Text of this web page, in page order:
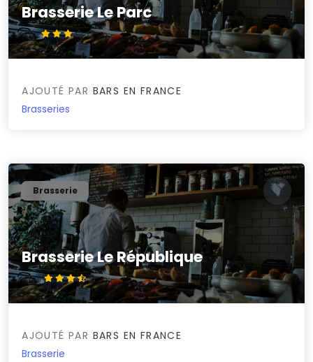
Brasserie Le Parc
3.1/5
AJOUTÉ PAR BARS EN FRANCE
Brasseries
Brasserie Le République
3.9/5
Brasserie
AJOUTÉ PAR BARS EN FRANCE
Brasserie